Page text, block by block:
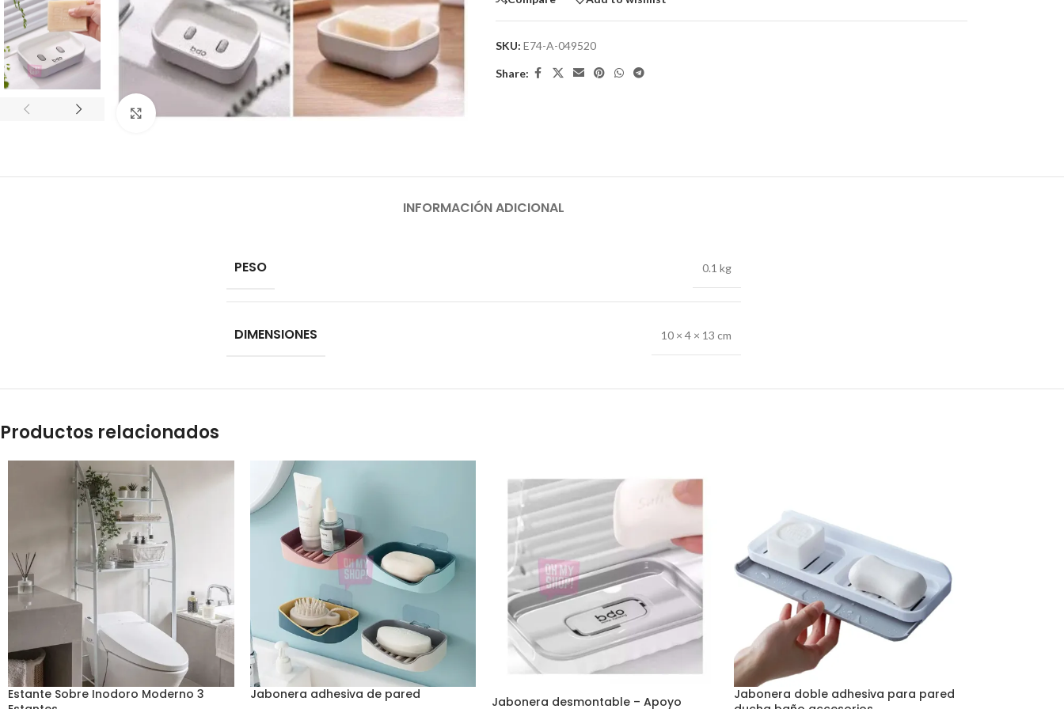
Click to enlarge
SKU: E74-A-049520
Share:
INFORMACIÓN ADICIONAL
PESO 0.1 kg
DIMENSIONES 10 × 4 × 13 cm
Productos relacionados
Estante Sobre Inodoro Moderno 3
Jabonera adhesiva de pared Jabonera desmontable – Apoyo
Jabonera doble adhesiva para pared